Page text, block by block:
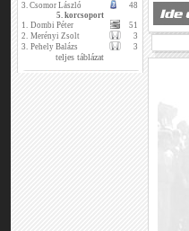
3. Csomor László
48
5. korcsoport
1. Dombi Péter
51
2. Merényi Zsolt
3
3. Pehely Balázs 3
teljes táblázat